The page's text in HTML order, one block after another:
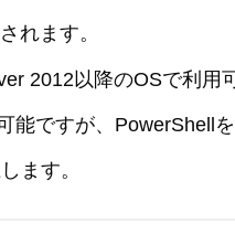
れます。
2012以降のOSで利用
能ですが、PowerShell
ます。